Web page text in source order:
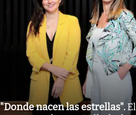
"Donde nacen las estrellas".